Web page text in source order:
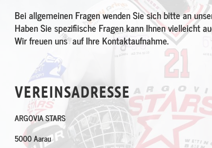
Bei allgemeinen Fragen wenden Sie sich bitte an
Haben Sie spezifiische Fragen kann Ihnen vielleicht
Wir freuen uns auf Ihre Kontaktaufnahme.
VEREINSADRESSE
ARGOVIA STARS
5000 Aarau